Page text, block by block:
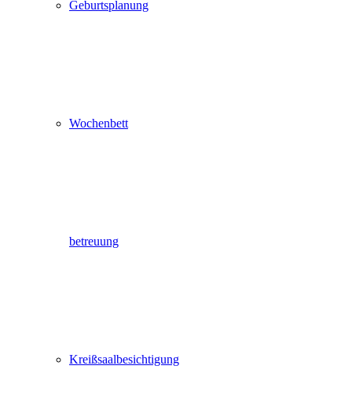
Geburtsplanung
Wochenbett
betreuung
Kreißsaalbesichtigung